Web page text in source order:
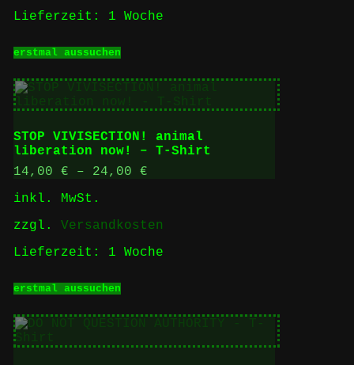
werden
Lieferzeit: 1 Woche
erstmal aussuchenProdukt
mehrere
Varianten
auf.
Die
Optionen
können
auf
werden
STOP VIVISECTION! animal
liberation now! – T-Shirt
14,00 € – 24,00 €
inkl. MwSt.
zzgl. Versandkosten
Lieferzeit: 1 Woche
erstmal aussuchenProdukt
mehrere
auf.